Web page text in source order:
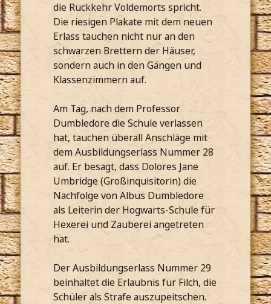
die Rückkehr Voldemorts spricht.
Die riesigen Plakate mit dem neuen
Erlass tauchen nicht nur an den
schwarzen Brettern der Häuser,
sondern auch in den Gängen und
Klassenzimmern auf.
Am Tag, nach dem Professor
Dumbledore die Schule verlassen
hat, tauchen überall Anschläge mit
dem Ausbildungserlass Nummer 28
auf. Er besagt, dass Dolores Jane
Umbridge (Großinquisitorin) die
Nachfolge von Albus Dumbledore
als Leiterin der Hogwarts-Schule für
Hexerei und Zauberei angetreten
hat.
Der Ausbildungserlass Nummer 29
beinhaltet die Erlaubnis für Filch, die
Schüler als Strafe auszupeitschen.